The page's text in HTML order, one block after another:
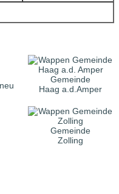
Gemeinde
Haag a.d.Amper
Gemeinde
Zolling